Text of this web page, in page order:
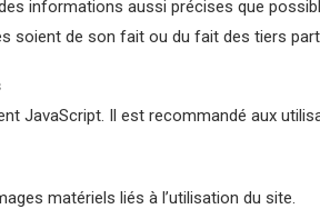
informations aussi précises que
soient de son fait ou du fait des tiers
JavaScript. Il est recommandé aux
matériels liés à l’utilisation du site.